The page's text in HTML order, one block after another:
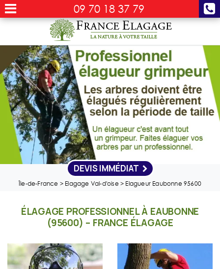
09 70 18 37 79
DEVIS IMMÉDIAT
Île-de-France > Elagage Val-d'oise> Elagueur Eaubonne 95600
ÉLAGAGE PROFESSIONNEL À EAUBONNE
(95600) – FRANCE ÉLAGAGE